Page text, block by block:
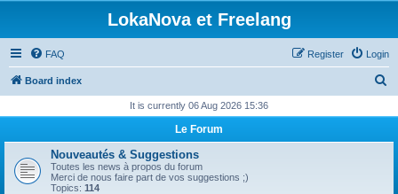
LokaNova et Freelang
FAQ Login
Register
Board index
r
It is currently 06 Aug 2026 15:36
Le Forum
Nouveautés & Suggestions
Toutes les news à propos du forum
Merci de nous faire part de vos suggestions ;)
Topics: 114